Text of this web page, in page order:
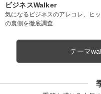
ビジネスWalker
気になるビジネスのアレコレ、ヒッ
の裏側を徹底調査
テーマ